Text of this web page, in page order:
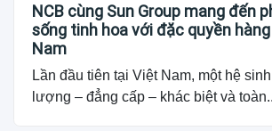
NCB cùng Sun Group mang đến
sống tinh hoa với đặc quyền
Nam
Lần đầu tiên tại Việt Nam, một hệ
lượng – đẳng cấp – khác biệt và